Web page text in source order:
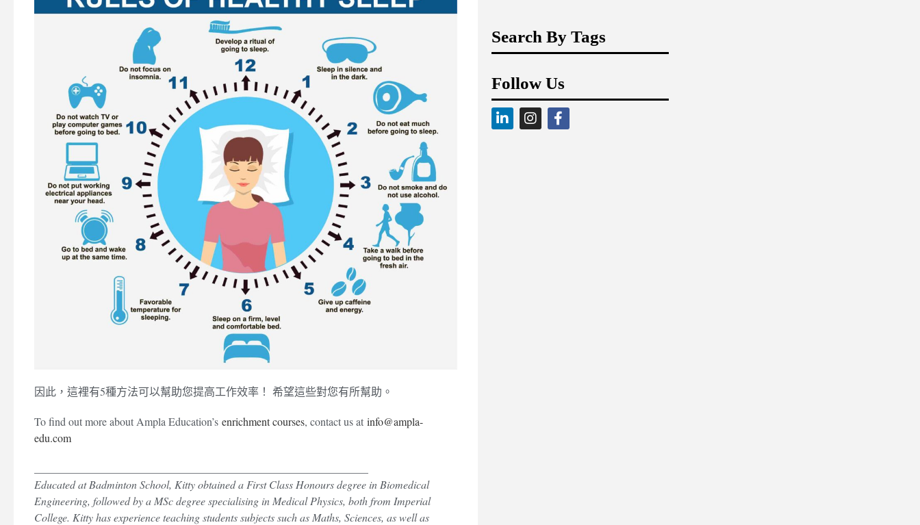
因此，這裡有5種方法可以幫助您提高工作效率！ 希望這些對您有所幫助。
To find out more about Ampla Education’s enrichment courses, contact us at info@ampla-
edu.com
Educated at Badminton School, Kitty obtained a First Class Honours degree in Biomedical
Engineering, followed by a MSc degree specialising in Medical Physics, both from Imperial
College. Kitty has experience teaching students subjects such as Maths, Sciences, as well as
Search By Tags
Follow Us